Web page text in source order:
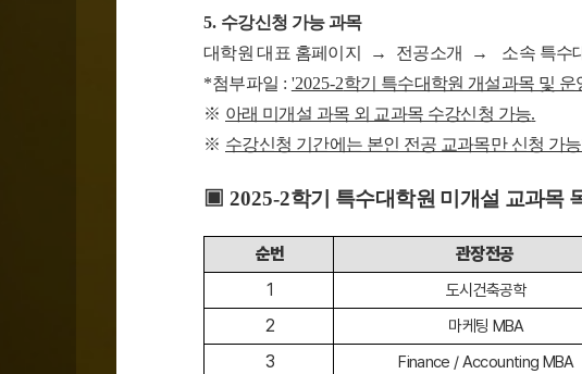
5. 수강신청 가능 과목
대학원 대표 홈페이지
→ 전공소개 → 소속 특수
*첨부파일 : '2025-2학기 특수대학원 개설과목 및 운
※ 아래 미개설 과목 외 교과목 수강신청 가능.
※ 수강신청 기간에는 본인 전공 교과목만 신청 가
▣ 2025-2학기 특수대학원 미개설 교과목
순번 관장전공
1
도시건축공학
2 마케팅 MBA
3 Finance / Accounting MBA